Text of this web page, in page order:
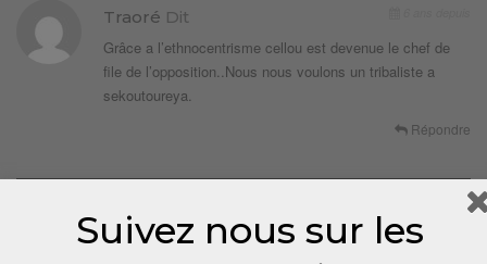
Traoré Dit
Grâce a l’ethnocentrisme cellou est devenue le chef de
file de l’opposition..Nous nous voulons un tribaliste a
sekoutoureya.
Répondre
Suivez nous sur les